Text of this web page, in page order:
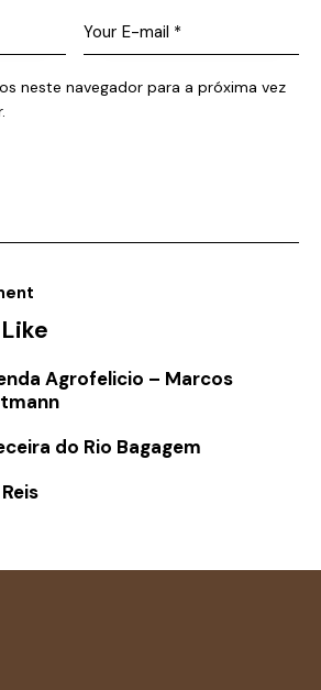
neste navegador para a próxima vez
Agrofelicio – Marcos
do Rio Bagagem